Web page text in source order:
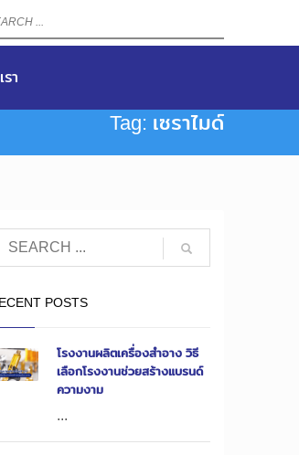
า
Tag: เซราไมด์
POSTS
โรงงานผลิตเครื่องสำอาง วิธี
เลือกโรงงานช่วยสร้างแบรนด์
ความงาม
...